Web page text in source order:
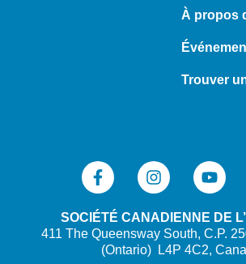
À propos
Trouver
SOCIÉTÉ CANADIENNE DE
411 The Queensway South, C.P.
(Ontario) L4P 4C2,